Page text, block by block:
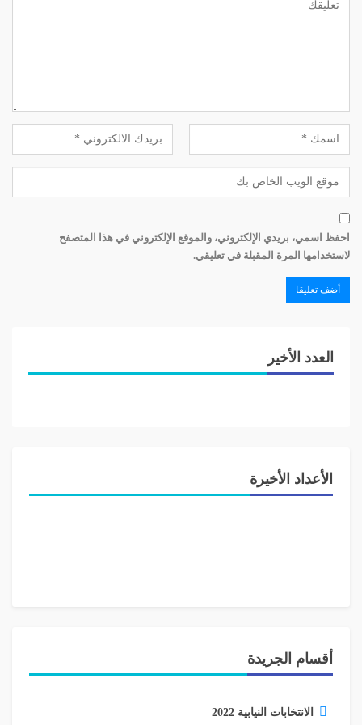
احفظ اسمي، بريدي الإلكتروني، والموقع الإلكتروني في هذا المتصفح
لاستخدامها المرة المقبلة في تعليقي.
العدد الأخير
الأعداد الأخيرة
أقسام الجريدة
الانتخابات النيابية 2022